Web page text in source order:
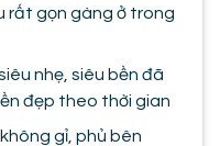
rất gọn gàng ở trong
nhẹ, siêu bền đã
đẹp theo thời gian
gỉ, phủ bên